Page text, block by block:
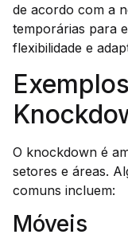
de acordo com a
temporárias para
flexibilidade e
O knockdown é
setores e áreas.
comuns incluem:
Móveis